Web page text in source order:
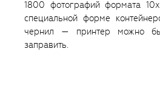
1800 фотографий формата
специальной форме
чернил — принтер можно
заправить.